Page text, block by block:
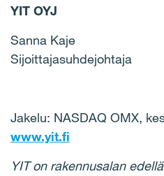
YIT OYJ
Sanna Kaje
Sijoittajasuhdejohtaja
Jakelu: NASDAQ OMX,
www.yit.fi
YIT on rakennusalan